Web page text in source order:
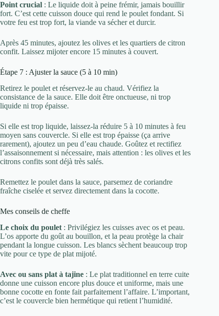
Point crucial : Le liquide doit à peine frémir, jamais bouillir
fort. C’est cette cuisson douce qui rend le poulet fondant. Si
votre feu est trop fort, la viande va sécher et durcir.
Après 45 minutes, ajoutez les olives et les quartiers de citron
confit. Laissez mijoter encore 15 minutes à couvert.
Étape 7 : Ajuster la sauce (5 à 10 min)
Retirez le poulet et réservez-le au chaud. Vérifiez la
consistance de la sauce. Elle doit être onctueuse, ni trop
liquide ni trop épaisse.
Si elle est trop liquide, laissez-la réduire 5 à 10 minutes à feu
moyen sans couvercle. Si elle est trop épaisse (ça arrive
rarement), ajoutez un peu d’eau chaude. Goûtez et rectifiez
l’assaisonnement si nécessaire, mais attention : les olives et les
citrons confits sont déjà très salés.
Remettez le poulet dans la sauce, parsemez de coriandre
fraîche ciselée et servez directement dans la cocotte.
Mes conseils de cheffe
Le choix du poulet : Privilégiez les cuisses avec os et peau.
L’os apporte du goût au bouillon, et la peau protège la chair
pendant la longue cuisson. Les blancs sèchent beaucoup trop
vite pour ce type de plat mijoté.
Avec ou sans plat à tajine : Le plat traditionnel en terre cuite
donne une cuisson encore plus douce et uniforme, mais une
bonne cocotte en fonte fait parfaitement l’affaire. L’important,
c’est le couvercle bien hermétique qui retient l’humidité.